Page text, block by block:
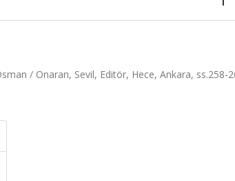
/ Onaran, Sevil, Editör, Hece, Ankara, ss.258-